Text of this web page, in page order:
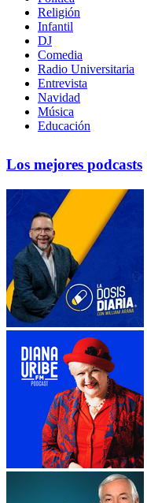
Religión
Infantil
DJ
Comedia
Radio Universitaria
Entrevista
Navidad
Música
Educación
Los mejores podcasts